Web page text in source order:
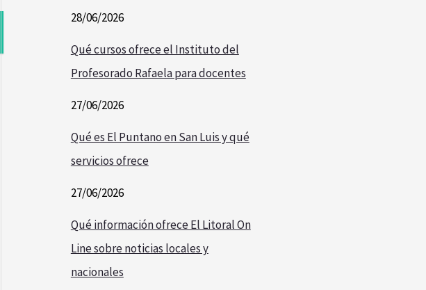
28/06/2026
Qué cursos ofrece el Instituto del
Profesorado Rafaela para docentes
27/06/2026
Qué es El Puntano en San Luis y qué
servicios ofrece
27/06/2026
Qué información ofrece El Litoral On
Line sobre noticias locales y
nacionales